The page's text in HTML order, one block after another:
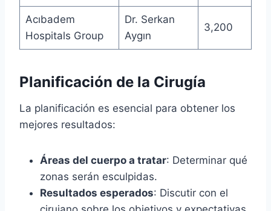
Acıbadem
Hospitals Group
Dr. Serkan
Aygın
3,200
Planificación de la Cirugía
La planificación es esencial para obtener los
mejores resultados:
Áreas del cuerpo a tratar: Determinar qué
zonas serán esculpidas.
Resultados esperados: Discutir con el